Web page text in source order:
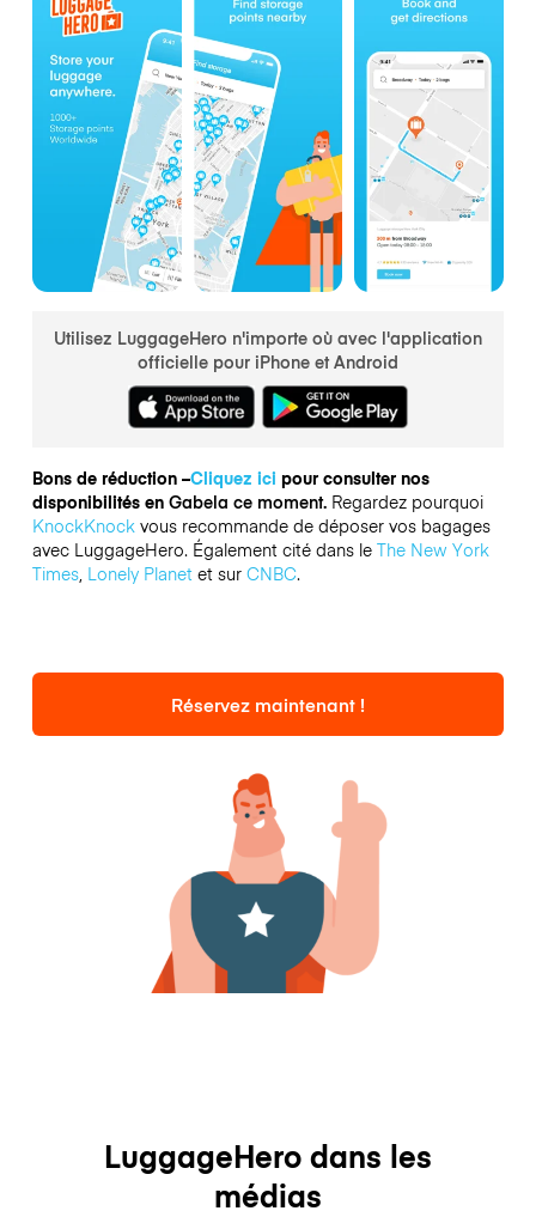
Utilisez LuggageHero n'importe où avec l'application
officielle pour iPhone et Android
Bons de réduction –Cliquez ici pour consulter nos
disponibilités en Gabela ce moment. Regardez pourquoi
KnockKnockvous recommande de déposer vos bagages
avec LuggageHero. Également cité dans le The New York
Times, Lonely Planetet sur CNBC.
Réservez maintenant !
LuggageHero dans les
médias